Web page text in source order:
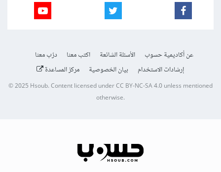
عن أكاديمية حسوب الأسئلة الشائعة اكتب معنا
درّب معنا
إرشادات الاستخدام
بيان الخصوصية مركز المساعدة
© 2025Hsoub.Content licensed underCC BY-NC-SA 4.0unless mentioned
otherwise.